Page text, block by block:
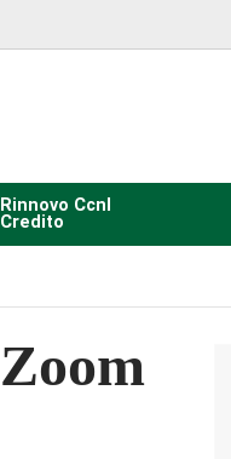
Rinnovo Ccnl
Credito